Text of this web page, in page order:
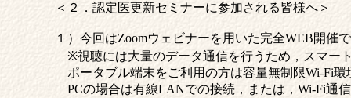
＜２．認定医更新セミナーに参加される皆様へ＞
１）今回はZoomウェビナーを用いた完全WEB開催
※視聴には大量のデータ通信を行うため，スマー
ポータブル端末をご利用の方は容量無制限Wi-Fi環
PCの場合は有線LANでの接続，または，Wi-Fi通